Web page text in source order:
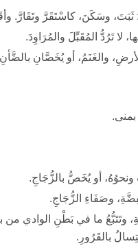
من الأرضِ، والغَنَمُ، أو يُخَصَّانِ
بمنى.
وصَفَاءِ الزُّجَاجِ.
رَحِمِ الناقةِ، وتَتَبُّعُ ما في بَطْنِ
بالقَرُورِ.